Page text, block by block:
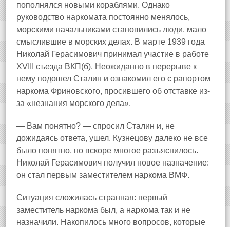
пополнялся новыми кораблями. Однако
руководство наркомата постоянно менялось,
морскими начальниками становились люди, мало
смыслившие в морских делах. В марте 1939 года
Николай Герасимович принимал участие в работе
XVIII съезда ВКП(б). Неожиданно в перерыве к
нему подошел Сталин и ознакомил его с рапортом
наркома Фриновского, просившего об отставке из-
за «незнания морского дела».
— Вам понятно? — спросил Сталин и, не
дожидаясь ответа, ушел. Кузнецову далеко не все
было понятно, но вскоре многое разъяснилось.
Николай Герасимович получил новое назначение:
он стал первым заместителем наркома ВМФ.
Ситуация сложилась странная: первый
заместитель наркома был, а наркома так и не
назначили. Накопилось много вопросов, которые